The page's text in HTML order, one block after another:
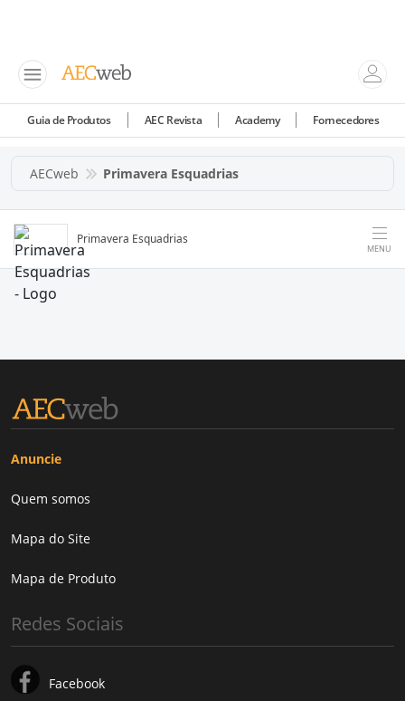
Guia de Produtos AEC Revista Academy Fornecedores
AECweb Primavera Esquadrias
Primavera Esquadrias
MENU
Anuncie
Quem somos
Mapa do Site
Mapa de Produto
Redes Sociais
Facebook